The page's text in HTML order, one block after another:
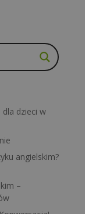
dzieci w
angielskim?
–